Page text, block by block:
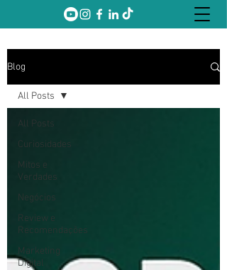
Blog
All Posts
Curiosidades
Mitos e
Verdades
Negócios
Review e
Recomendações
Marketing
Digital
All Posts